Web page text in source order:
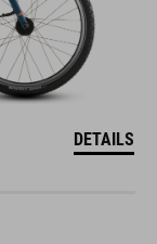
DETAILS